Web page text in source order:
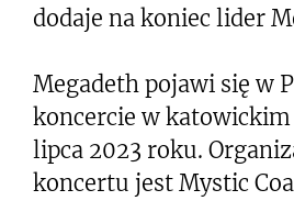
dodaje na koniec lider
Megadeth pojawi się w
koncercie w katowickim
lipca 2023 roku.
koncertu jest Mystic